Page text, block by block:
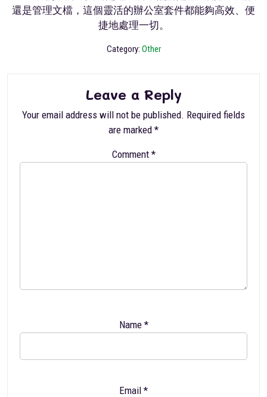
還是管理文檔，這個靈活的辦公室套件都能夠高效、便
捷地處理一切。
Category: Other
Leave a Reply
Your email address will not be published. Required fields
are marked *
Comment *
Name *
Email *